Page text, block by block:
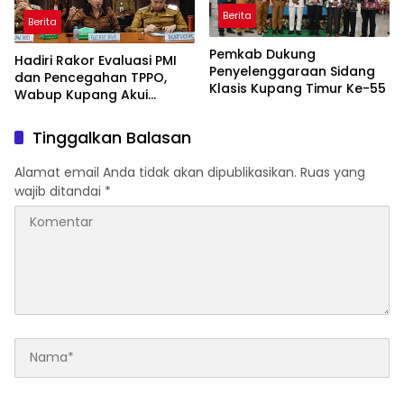
Berita
Hadiri Rakor Evaluasi PMI
dan Pencegahan TPPO,
Wabup Kupang Akui
Bermasalah
Berita
Pemkab Dukung
Penyelenggaraan Sidang
Klasis Kupang Timur Ke-55
Tinggalkan Balasan
Alamat email Anda tidak akan dipublikasikan. Ruas yang
wajib ditandai *